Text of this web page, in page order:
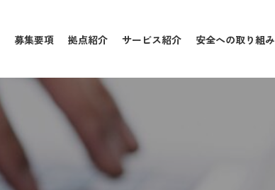
募集要項 拠点紹介 サービス紹介 安全への取り組み